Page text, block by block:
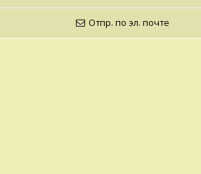
Отпр. по эл. почте